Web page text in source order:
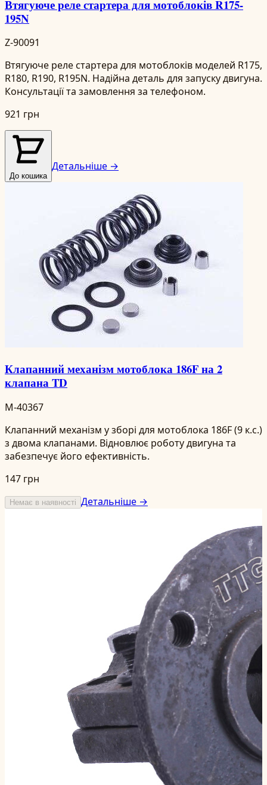
Втягуюче реле стартера для мотоблоків R175-
195N
Z-90091
Втягуюче реле стартера для мотоблоків моделей R175,
R180, R190, R195N. Надійна деталь для запуску двигуна.
Консультації та замовлення за телефоном.
921 грн
До кошика
Детальніше →
Клапанний механізм мотоблока 186F на 2
клапана TD
M-40367
Клапанний механізм у зборі для мотоблока 186F (9 к.с.)
з двома клапанами. Відновлює роботу двигуна та
забезпечує його ефективність.
147 грн
Немає в наявності Детальніше →